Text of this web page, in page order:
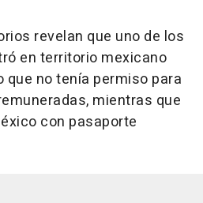
revelan que uno de los
en territorio mexicano
que no tenía permiso para
mientras que
con pasaporte